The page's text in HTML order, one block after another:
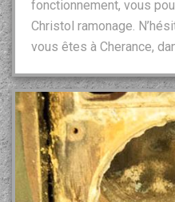
fonctionnement, vous
Christol ramonage.
vous êtes à Cherance,